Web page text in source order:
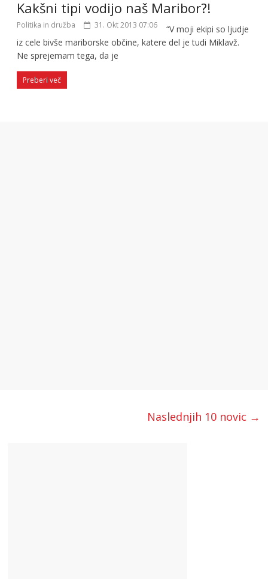
Kakšni tipi vodijo naš Maribor?!
Politika in družba 31. Okt 2013 07:06
“V moji ekipi so ljudje
iz cele bivše mariborske občine, katere del je tudi Miklavž.
Ne sprejemam tega, da je
Preberi več
Naslednjih 10 novic →